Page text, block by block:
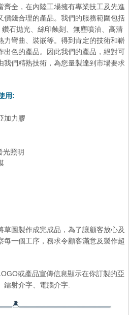
齊全，在內陸工場擁有專業技工及先進
價錢合理的產品。我們的服務範圍包括
石拋光、絲印蝕刻、無塵噴油、高清
力彎曲、裝嵌等。得到肯定的技術和嶄
出色的產品。因此我們的產品，絕對可
我們精熟技術，為您量製達到市場要求
用:
加力膠
光照明
草圖製作成完成品，為了讓顧客放心及
每一個工序，務求令顧客滿意及製作超
或產品宣傳信息顯示在你訂製的亞
鐳射介字、電腦介字.